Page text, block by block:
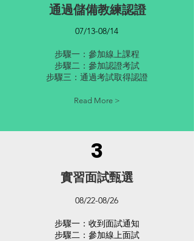
通過儲備教練認證
07/13-08/14
步驟一：參加線上課程
步驟二：參加認證考試
步驟三：通過考試取得認證
Read More >
3
實習面試甄選
08/22-08/26
步驟一：收到面試通知
步驟二：參加線上面試